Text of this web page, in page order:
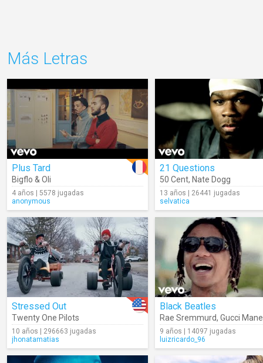
Más Letras
Plus Tard
Bigflo & Oli
4 años | 5578 jugadas
anonymous
21 Questions
50 Cent, Nate Dogg
13 años | 26441 jugadas
selvatica
Stressed Out
Twenty One Pilots
10 años | 296663 jugadas
jhonatamatias
Black Beatles
Rae Sremmurd, Gucci Mane
9 años | 14097 jugadas
luizricardo_96